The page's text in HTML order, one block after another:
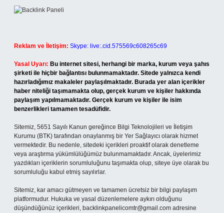
Reklam ve İletişim: Skype: live:.cid.575569c608265c69
Yasal Uyarı: Bu internet sitesi, herhangi bir marka, kurum veya şahıs
şirketi ile hiçbir bağlantısı bulunmamaktadır. Sitede yalnızca kendi
hazırladığımız makaleler paylaşılmaktadır. Burada yer alan içerikler
haber niteliği taşımamakta olup, gerçek kurum ve kişiler hakkında
paylaşım yapılmamaktadır. Gerçek kurum ve kişiler ile isim
benzerlikleri tamamen tesadüfidir.
Sitemiz, 5651 Sayılı Kanun gereğince Bilgi Teknolojileri ve İletişim
Kurumu (BTK) tarafından onaylanmış bir Yer Sağlayıcı olarak hizmet
vermektedir. Bu nedenle, sitedeki içerikleri proaktif olarak denetleme
veya araştırma yükümlülüğümüz bulunmamaktadır. Ancak, üyelerimiz
yazdıkları içeriklerin sorumluluğunu taşımakta olup, siteye üye olarak bu
sorumluluğu kabul etmiş sayılırlar.
Sitemiz, kar amacı gütmeyen ve tamamen ücretsiz bir bilgi paylaşım
platformudur. Hukuka ve yasal düzenlemelere aykırı olduğunu
düşündüğünüz içerikleri, backlinkpanelicomtr@gmail.com adresine